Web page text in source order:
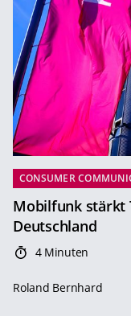
CONSUMER
Mobilfunk stärkt
Deutschland
4 Minuten
Roland Bernhard